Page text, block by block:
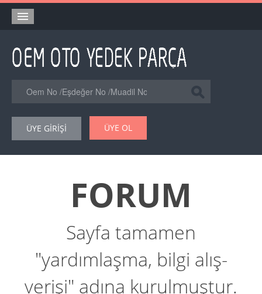
Orjinal Yedek Parça
Eşdeğer Muadil Yedek Parça
Şase Numarası VIN Yedekparça Sorgulama
Hakkımızda
ÜYE GİRİŞİ ÜYE OL
FORUM
Sayfa tamamen
"yardımlaşma, bilgi alış-
verişi" adına kurulmuştur.